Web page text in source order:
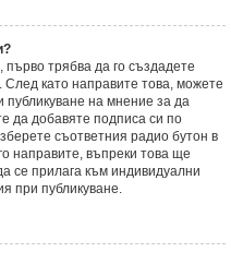
трябва да го създадете
като направите това, можете
публикуване на мнение за да
да добавяте подписа си по
съответния радио бутон в
направите, въпреки това ще
се прилага към индивидуални
при публикуване.